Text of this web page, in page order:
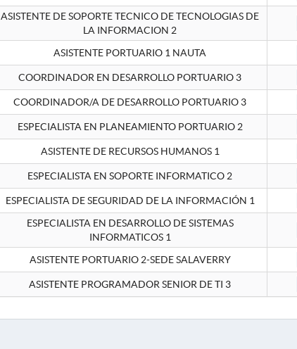
ASISTENTE DE SOPORTE TECNICO DE TECNOLOGIAS DE
LA INFORMACION 2
ASISTENTE PORTUARIO 1 NAUTA
COORDINADOR EN DESARROLLO PORTUARIO 3
COORDINADOR/A DE DESARROLLO PORTUARIO 3
ESPECIALISTA EN PLANEAMIENTO PORTUARIO 2
ASISTENTE DE RECURSOS HUMANOS 1
ESPECIALISTA EN SOPORTE INFORMATICO 2
ESPECIALISTA DE SEGURIDAD DE LA INFORMACIÓN 1
ESPECIALISTA EN DESARROLLO DE SISTEMAS
INFORMATICOS 1
ASISTENTE PORTUARIO 2-SEDE SALAVERRY
ASISTENTE PROGRAMADOR SENIOR DE TI 3